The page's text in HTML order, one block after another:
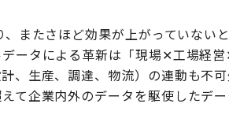
またさほど効果が上がっていないと
ータによる革新は「現場✕工場経
、生産、調達、物流）の連動も不可
て企業内外のデータを駆使したデ